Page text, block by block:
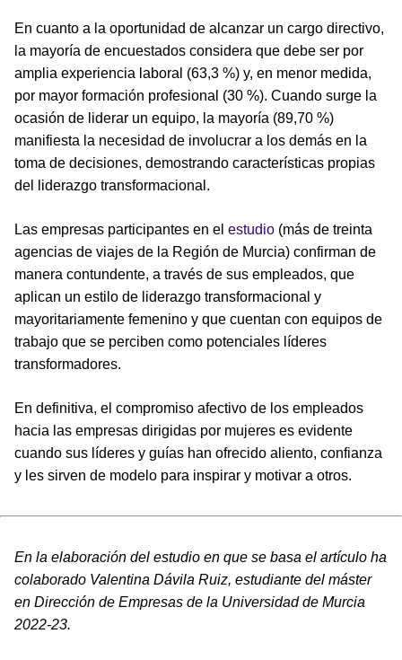
En cuanto a la oportunidad de alcanzar un cargo directivo,
la mayoría de encuestados considera que debe ser por
amplia experiencia laboral (63,3 %) y, en menor medida,
por mayor formación profesional (30 %). Cuando surge la
ocasión de liderar un equipo, la mayoría (89,70 %)
manifiesta la necesidad de involucrar a los demás en la
toma de decisiones, demostrando características propias
del liderazgo transformacional.
Las empresas participantes en el estudio (más de treinta
agencias de viajes de la Región de Murcia) confirman de
manera contundente, a través de sus empleados, que
aplican un estilo de liderazgo transformacional y
mayoritariamente femenino y que cuentan con equipos de
trabajo que se perciben como potenciales líderes
transformadores.
En definitiva, el compromiso afectivo de los empleados
hacia las empresas dirigidas por mujeres es evidente
cuando sus líderes y guías han ofrecido aliento, confianza
y les sirven de modelo para inspirar y motivar a otros.
En la elaboración del estudio en que se basa el artículo ha
colaborado Valentina Dávila Ruiz, estudiante del máster
en Dirección de Empresas de la Universidad de Murcia
2022-23.